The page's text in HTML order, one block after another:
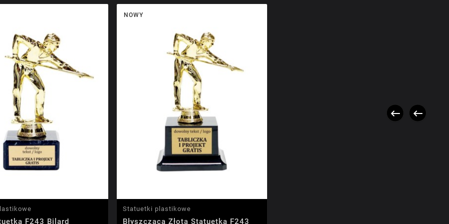
 
F243 Bilard
NOWY
Statuetki plastikowe
Błyszcząca Złota Statuetka F243